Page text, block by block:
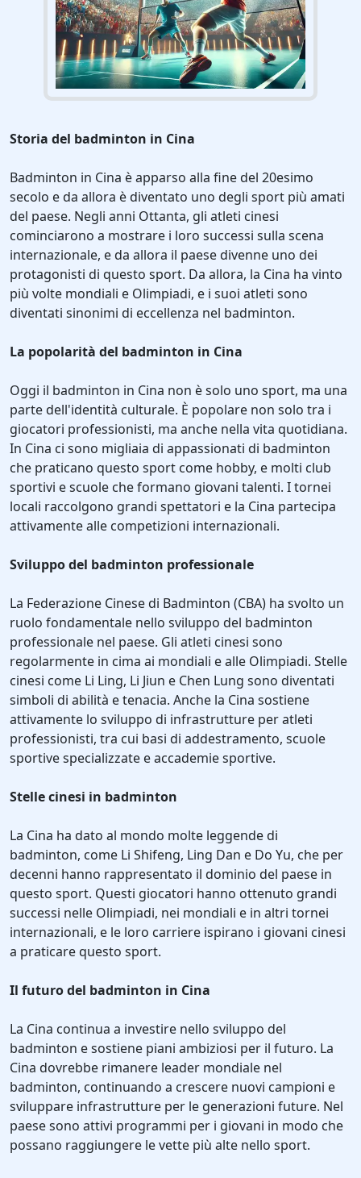
Storia del badminton in Cina
Badminton in Cina è apparso alla fine del 20esimo
secolo e da allora è diventato uno degli sport più amati
del paese. Negli anni Ottanta, gli atleti cinesi
cominciarono a mostrare i loro successi sulla scena
internazionale, e da allora il paese divenne uno dei
protagonisti di questo sport. Da allora, la Cina ha vinto
più volte mondiali e Olimpiadi, e i suoi atleti sono
diventati sinonimi di eccellenza nel badminton.
La popolarità del badminton in Cina
Oggi il badminton in Cina non è solo uno sport, ma una
parte dell'identità culturale. È popolare non solo tra i
giocatori professionisti, ma anche nella vita quotidiana.
In Cina ci sono migliaia di appassionati di badminton
che praticano questo sport come hobby, e molti club
sportivi e scuole che formano giovani talenti. I tornei
locali raccolgono grandi spettatori e la Cina partecipa
attivamente alle competizioni internazionali.
Sviluppo del badminton professionale
La Federazione Cinese di Badminton (CBA) ha svolto un
ruolo fondamentale nello sviluppo del badminton
professionale nel paese. Gli atleti cinesi sono
regolarmente in cima ai mondiali e alle Olimpiadi. Stelle
cinesi come Li Ling, Li Jiun e Chen Lung sono diventati
simboli di abilità e tenacia. Anche la Cina sostiene
attivamente lo sviluppo di infrastrutture per atleti
professionisti, tra cui basi di addestramento, scuole
sportive specializzate e accademie sportive.
Stelle cinesi in badminton
La Cina ha dato al mondo molte leggende di
badminton, come Li Shifeng, Ling Dan e Do Yu, che per
decenni hanno rappresentato il dominio del paese in
questo sport. Questi giocatori hanno ottenuto grandi
successi nelle Olimpiadi, nei mondiali e in altri tornei
internazionali, e le loro carriere ispirano i giovani cinesi
a praticare questo sport.
Il futuro del badminton in Cina
La Cina continua a investire nello sviluppo del
badminton e sostiene piani ambiziosi per il futuro. La
Cina dovrebbe rimanere leader mondiale nel
badminton, continuando a crescere nuovi campioni e
sviluppare infrastrutture per le generazioni future. Nel
paese sono attivi programmi per i giovani in modo che
possano raggiungere le vette più alte nello sport.